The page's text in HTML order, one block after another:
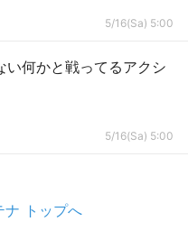
5/16(Sa) 5:00
い何かと戦ってるアクシ
5/16(Sa) 5:00
ナ トップへ